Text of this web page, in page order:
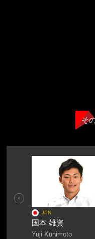
そ
JPN
国本 雄資
Yuji Kunimoto